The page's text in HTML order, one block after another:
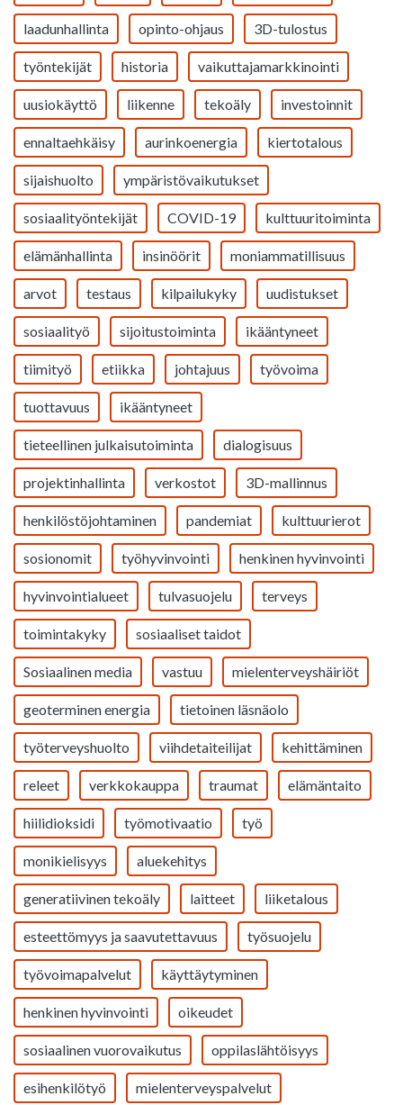
laadunhallinta opinto-ohjaus 3D-tulostus
työntekijät historia vaikuttajamarkkinointi
uusiokäyttö liikenne tekoäly investoinnit
ennaltaehkäisy aurinkoenergia kiertotalous
sijaishuolto ympäristövaikutukset
sosiaalityöntekijät COVID-19 kulttuuritoiminta
elämänhallinta insinöörit moniammatillisuus
arvot testaus kilpailukyky uudistukset
sosiaalityö sijoitustoiminta ikääntyneet
tiimityö etiikka johtajuus työvoima
tuottavuus ikääntyneet
tieteellinen julkaisutoiminta dialogisuus
projektinhallinta verkostot 3D-mallinnus
henkilöstöjohtaminen pandemiat kulttuurierot
sosionomit työhyvinvointi henkinen hyvinvointi
hyvinvointialueet tulvasuojelu terveys
toimintakyky sosiaaliset taidot
Sosiaalinen media vastuu mielenterveyshäiriöt
geoterminen energia tietoinen läsnäolo
työterveyshuolto viihdetaiteilijat kehittäminen
releet verkkokauppa traumat elämäntaito
hiilidioksidi työmotivaatio työ
monikielisyys aluekehitys
generatiivinen tekoäly laitteet liiketalous
esteettömyys ja saavutettavuus työsuojelu
työvoimapalvelut käyttäytyminen
henkinen hyvinvointi oikeudet
sosiaalinen vuorovaikutus oppilaslähtöisyys
esihenkilötyö mielenterveyspalvelut